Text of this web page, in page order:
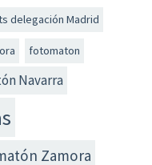
delegación Madrid
fotomaton
Navarra
Zamora